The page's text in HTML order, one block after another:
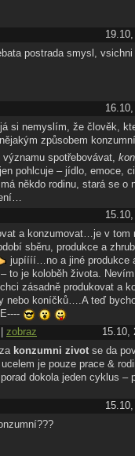
19.10,
postrada smysl,
16.10,
si nemyslím, že člověk,
způsobem
spotřebovávat,
pohlcuje – jídlo, emoce,
někdo rodinu, stará se o
15.10,
a konzumovat…je v tom
sběru, produkce a
jupíííí…no a jiné produkce
to je koloběh života.
zásadně produkovat a
nebo koníčků….A teď
zobraz 15.10,
konzumni zivot se da
je pouze prace &
dokola jeden cyklus –
15.10,